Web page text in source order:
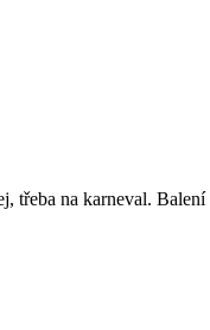
třeba na karneval.